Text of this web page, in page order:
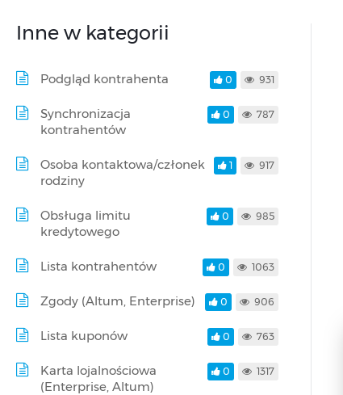
Inne w kategorii
Podgląd kontrahenta 0 931
Synchronizacja
kontrahentów
0 787
Osoba kontaktowa/członek
rodziny
1 917
Obsługa limitu
kredytowego
0 985
Lista kontrahentów 0 1063
Zgody (Altum, Enterprise) 0 906
Lista kuponów 0 763
Karta lojalnościowa
(Enterprise, Altum)
0 1317